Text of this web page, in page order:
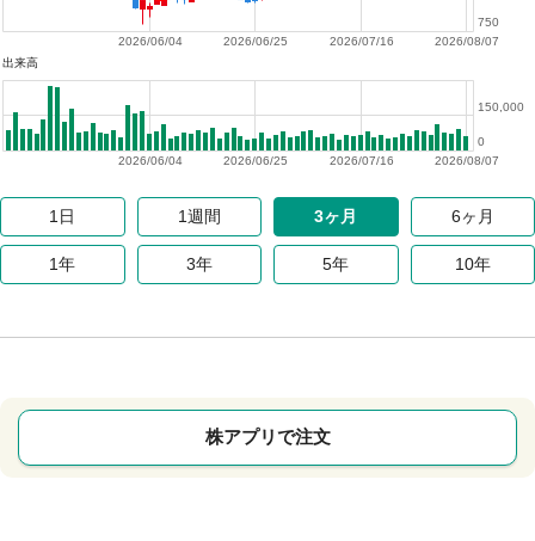
2026/08/07
2026/07/16
2026/06/25
2026/06/04
750
出来高
2026/08/07
2026/07/16
2026/06/25
2026/06/04
0
150,000
1日 1週間 3ヶ月 6ヶ月
1年 3年 5年 10年
株アプリで注文